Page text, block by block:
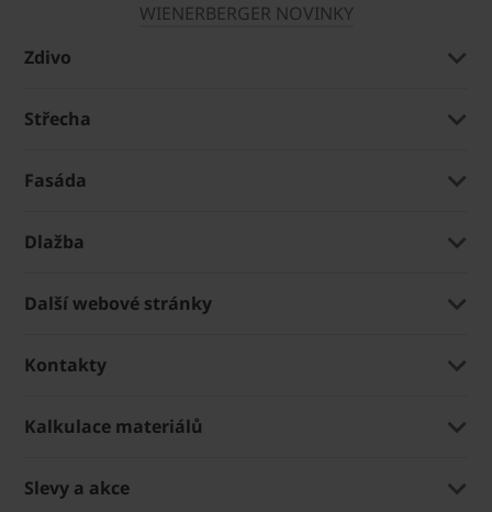
WIENERBERGER NOVINKY
Zdivo
Střecha
Fasáda
Dlažba
Další webové stránky
Kontakty
Kalkulace materiálů
Slevy a akce